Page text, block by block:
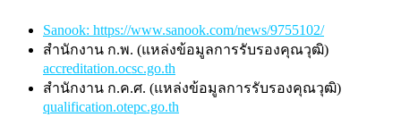
Sanook: https://www.sanook.com/news/9755102/
สำนักงาน ก.พ. (แหล่งข้อมูลการรับรองคุณวุฒิ)
accreditation.ocsc.go.th
สำนักงาน ก.ค.ศ. (แหล่งข้อมูลการรับรองคุณวุฒิ)
qualification.otepc.go.th